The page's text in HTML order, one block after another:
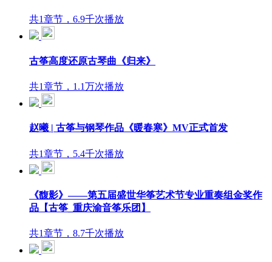
共1章节，6.9千次播放
古筝高度还原古琴曲《归来》
共1章节，1.1万次播放
赵曦 | 古筝与钢琴作品《暖春寒》MV正式首发
共1章节，5.4千次播放
《馥影》——第五届盛世华筝艺术节专业重奏组金奖作
品【古筝_重庆渝音筝乐团】
共1章节，8.7千次播放